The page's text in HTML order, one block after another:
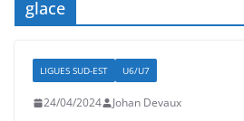
glace
LIGUES SUD-EST U6/U7
24/04/2024 Johan Devaux